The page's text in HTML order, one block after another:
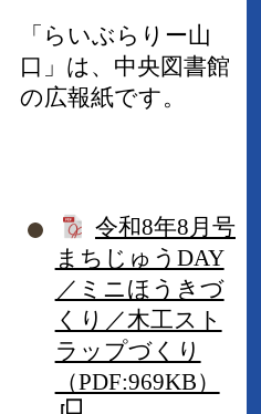
「らいぶらりー山
口」は、中央図書館
の広報紙です。
令和8年8月号
まちじゅうDAY
／ミニほうきづ
くり／木工スト
ラップづくり
（PDF:969KB）